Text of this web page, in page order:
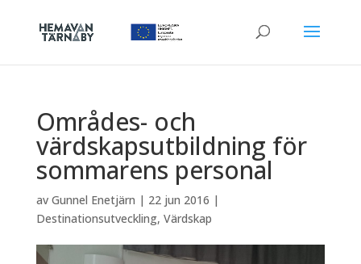
Områdes- och
värdskapsutbildning för
sommarens personal
av Gunnel Enetjärn | 22 jun 2016 |
Destinationsutveckling, Värdskap